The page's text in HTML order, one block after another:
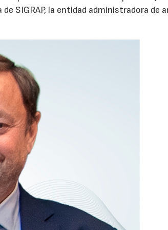
SIGRAP, la entidad administradora de